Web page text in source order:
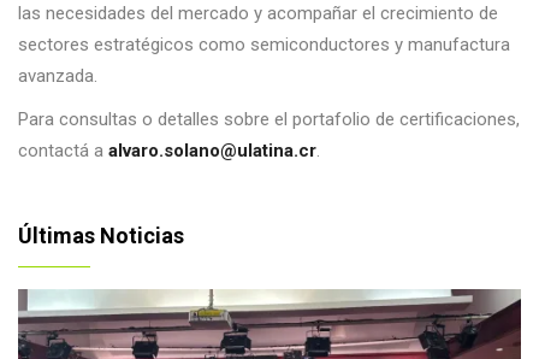
las necesidades del mercado y acompañar el crecimiento de
sectores estratégicos como semiconductores y manufactura
avanzada.
Para consultas o detalles sobre el portafolio de certificaciones,
contactá a alvaro.solano@ulatina.cr.
Últimas Noticias